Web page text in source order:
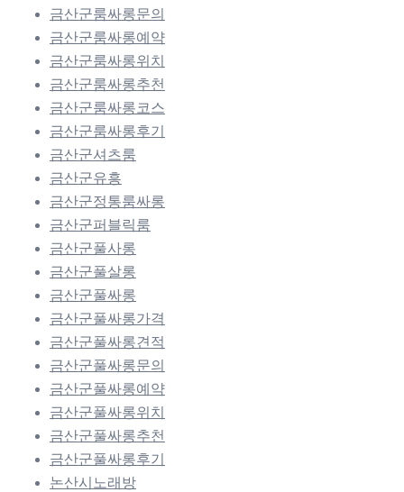
금산군룸싸롱문의
금산군룸싸롱예약
금산군룸싸롱위치
금산군룸싸롱추천
금산군룸싸롱코스
금산군룸싸롱후기
금산군셔츠룸
금산군유흥
금산군정통룸싸롱
금산군퍼블릭룸
금산군풀사롱
금산군풀살롱
금산군풀싸롱
금산군풀싸롱가격
금산군풀싸롱견적
금산군풀싸롱문의
금산군풀싸롱예약
금산군풀싸롱위치
금산군풀싸롱추천
금산군풀싸롱후기
논산시노래방